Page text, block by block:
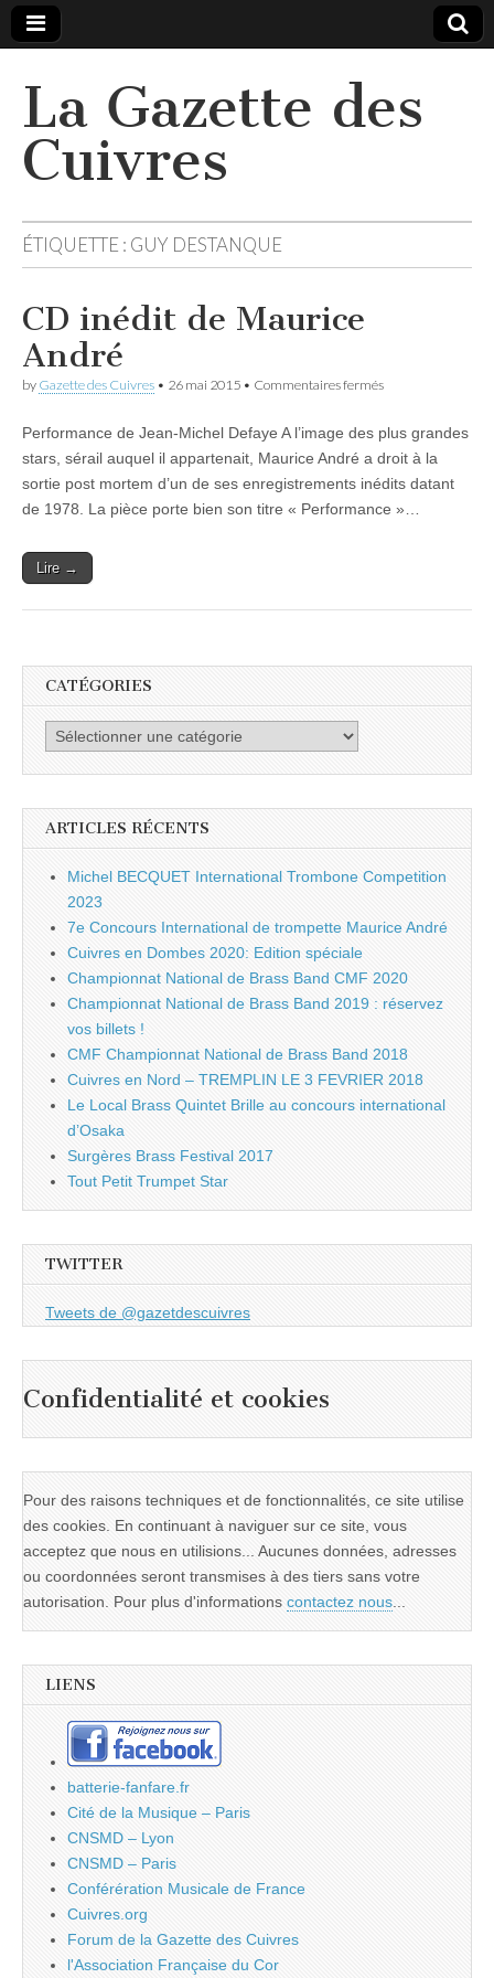
La Gazette des
Cuivres
ÉTIQUETTE : GUY DESTANQUE
CD inédit de Maurice
André
by Gazette des Cuivres • 26 mai 2015 • Commentaires ferméssur
de
Maurice
Performance de Jean-Michel Defaye A l’image des plus grandes
stars, sérail auquel il appartenait, Maurice André a droit à la
sortie post mortem d’un de ses enregistrements inédits datant
de 1978. La pièce porte bien son titre « Performance »…
Lire →
CATÉGORIES
Catégories
ARTICLES RÉCENTS
Michel BECQUET International Trombone Competition
2023
7e Concours International de trompette Maurice André
Cuivres en Dombes 2020: Edition spéciale
Championnat National de Brass Band CMF 2020
Championnat National de Brass Band 2019 : réservez
vos billets !
CMF Championnat National de Brass Band 2018
Cuivres en Nord – TREMPLIN LE 3 FEVRIER 2018
Le Local Brass Quintet Brille au concours international
d’Osaka
Surgères Brass Festival 2017
Tout Petit Trumpet Star
TWITTER
Tweets de @gazetdescuivres
Confidentialité et cookies
Pour des raisons techniques et de fonctionnalités, ce site utilise
des cookies. En continuant à naviguer sur ce site, vous
acceptez que nous en utilisions... Aucunes données, adresses
ou coordonnées seront transmises à des tiers sans votre
autorisation. Pour plus d'informations contactez nous...
LIENS
batterie-fanfare.fr
Cité de la Musique – Paris
CNSMD – Lyon
CNSMD – Paris
Conférération Musicale de France
Cuivres.org
Forum de la Gazette des Cuivres
l'Association Française du Cor